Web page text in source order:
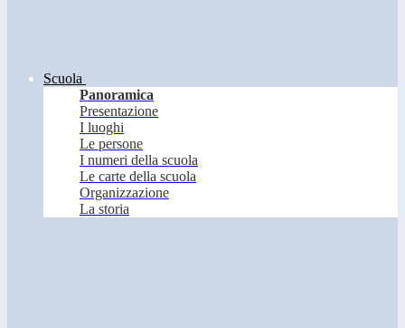
Scuola
Panoramica
Presentazione
I luoghi
Le persone
I numeri della scuola
Le carte della scuola
Organizzazione
La storia